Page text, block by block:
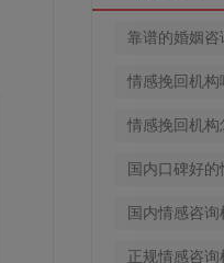
靠谱的婚姻咨
情感挽回机构
情感挽回机构
国内口碑好的
国内情感咨询
正规情感咨询